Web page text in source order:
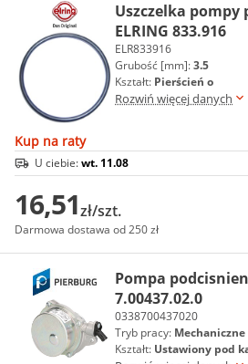
Uszczelka
ELRING 833.916
ELR833916
Grubość [mm]:3.5
Kształt: Pierścień o
Rozwiń więcej danych
Kup na raty
U ciebie:wt. 11.08
16,51zł/szt.
Darmowa dostawa od 250 zł
Pompa
7.00437.02.0
0338700437020
Tryb pracy: Mechaniczne
Kształt: Ustawiony pod